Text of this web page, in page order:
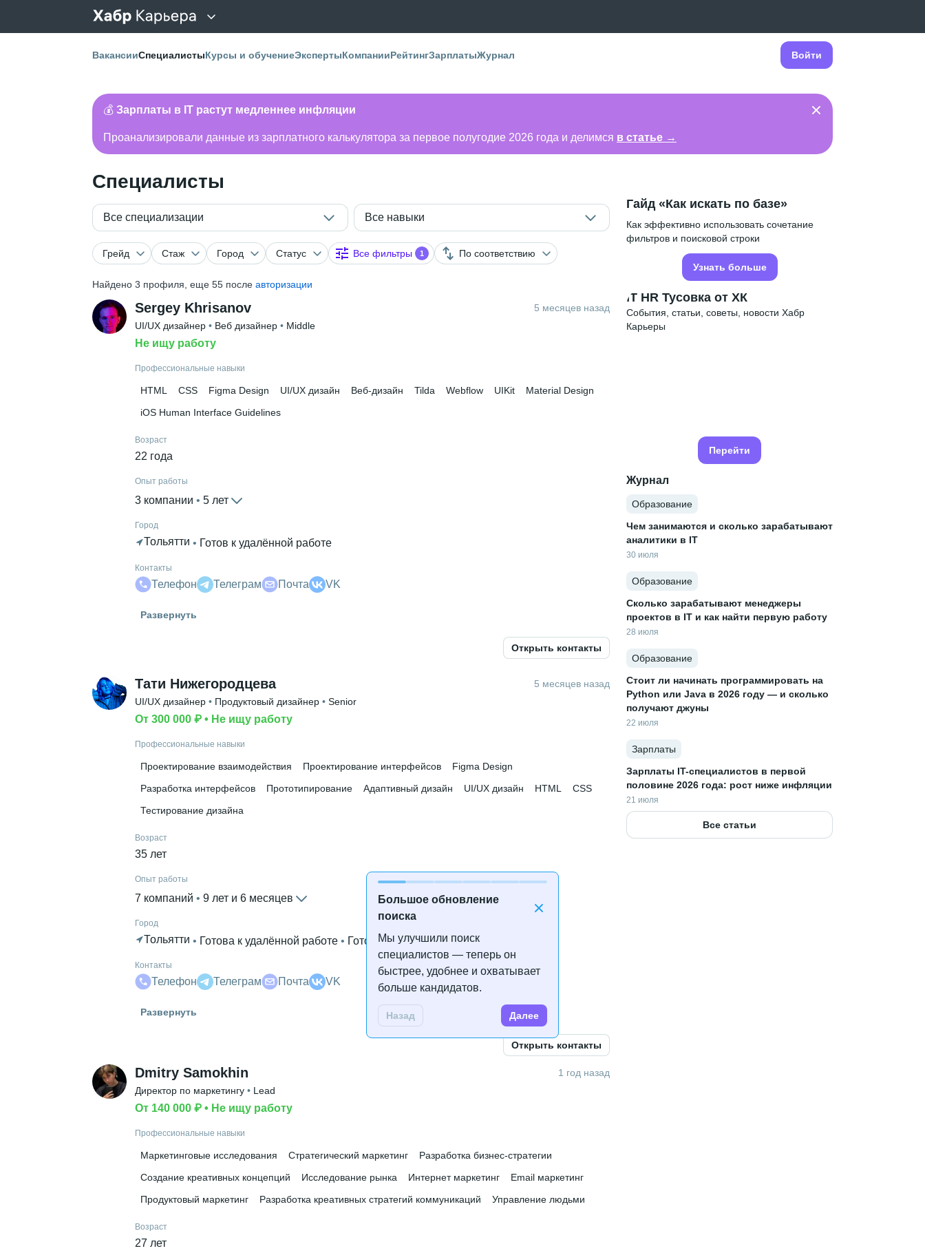
ВакансииСпециалистыКурсы и обучениеЭкспертыКомпанииРейтингЗарплатыЖурнал Войти
💰 Зарплаты в IT растут медленнее инфляции
Проанализировали данные из зарплатного калькулятора за первое полугодие 2026 года и делимся в статье →
Специалисты
Все специализации Все навыки
Грейд Стаж Город Статус Все фильтры 1 По соответствию
Найдено 3 профиля, еще 55 после авторизации
Большое обновление
поиска
Мы улучшили поиск
специалистов — теперь он
быстрее, удобнее и охватывает
больше кандидатов.
Назад Далее
Sergey Khrisanov
5 месяцев назад
UI/UX дизайнер • Веб дизайнер • Middle
Не ищу работу
Профессиональные навыки
HTML CSS Figma Design UI/UX дизайн Веб-дизайн Tilda Webflow UIKit
Material Design
iOS Human Interface Guidelines
Возраст
22 года
Опыт работы
3 компании 5 лет
Город
Тольятти • Готов к удалённой работе
Контакты
Телефон Телеграм Почта VK
Развернуть
Открыть контакты
Тати Нижегородцева
5 месяцев назад
UI/UX дизайнер • Продуктовый дизайнер • Senior
От 300 000 ₽ • Не ищу работу
Профессиональные навыки
Проектирование взаимодействия Проектирование интерфейсов
Figma Design
Разработка интерфейсов
Прототипирование Адаптивный дизайн UI/UX дизайн HTML
CSS
Тестирование дизайна
Возраст
35 лет
Опыт работы
7 компаний 9 лет и 6 месяцев
Город
Тольятти • Готова к удалённой работе • Готова к переезду
Контакты
Телефон Телеграм Почта VK
Высшее образование
Развернуть
Открыть контакты
Dmitry Samokhin
1 год назад
Директор по маркетингу • Lead
От 140 000 ₽ • Не ищу работу
Профессиональные навыки
Маркетинговые исследования Стратегический маркетинг
Разработка бизнес-стратегии
Создание креативных концепций
Исследование рынка Интернет маркетинг
Email маркетинг
Продуктовый маркетинг
Разработка креативных стратегий коммуникаций Управление людьми
Возраст
27 лет
Гайд «Как искать по базе»
Как эффективно использовать сочетание
фильтров и поисковой строки
Узнать больше
IT HR Тусовка от ХК
События, статьи, советы, новости Хабр
Карьеры
Перейти
Журнал
Образование
Чем занимаются и сколько зарабатывают
аналитики в IT
30 июля
Образование
Сколько зарабатывают менеджеры
проектов в IT и как найти первую работу
28 июля
Образование
Стоит ли начинать программировать на
Python или Java в 2026 году — и сколько
получают джуны
22 июля
Зарплаты
Зарплаты IT-специалистов в первой
половине 2026 года: рост ниже инфляции
21 июля
Все статьи